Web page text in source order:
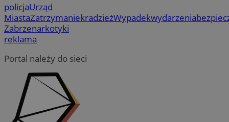
policjaUrząd
MiastaZatrzymaniekradzieżWypadekwydarzenia
Zabrzenarkotyki
reklama
Portal należy do sieci